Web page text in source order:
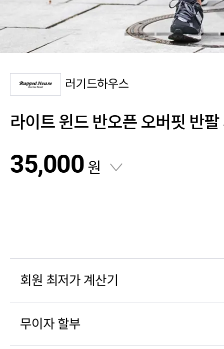
러기드하우스
라이트 윈드 반오픈 오버핏 반팔
35,000 원
회원 최저가 계산기
무이자 할부